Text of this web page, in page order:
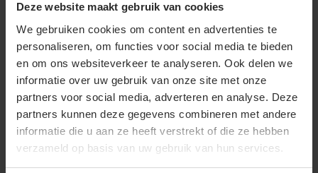
Deze website maakt gebruik van cookies
We gebruiken cookies om content en advertenties te
personaliseren, om functies voor social media te bieden
en om ons websiteverkeer te analyseren. Ook delen we
informatie over uw gebruik van onze site met onze
partners voor social media, adverteren en analyse. Deze
partners kunnen deze gegevens combineren met andere
informatie die u aan ze heeft verstrekt of die ze hebben
verzameld op basis van uw gebruik van hun services.
{"qty":7,"clr":"Royal Blue","szs":
{"S":1,"M":2,"XXXL":4},"prnts":[]}
Vragen? Neem contact
op met onze
klantenservice
call +31(0)418 511 972